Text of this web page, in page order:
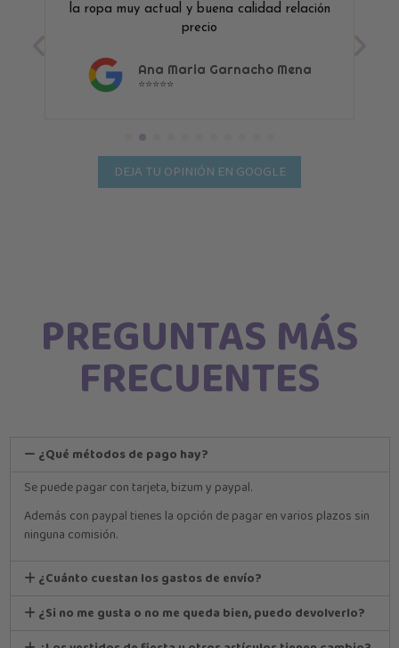
la ropa muy actual y buena calidad relación
precio
Ana Maria Garnacho Mena
⭐⭐⭐⭐⭐
DEJA TU OPINIÓN EN GOOGLE
PREGUNTAS MÁS
FRECUENTES
¿Qué métodos de pago hay?
Se puede pagar con tarjeta, bizum y paypal.
Además con paypal tienes la opción de pagar en varios plazos sin
ninguna comisión.
¿Cuánto cuestan los gastos de envío?
¿Si no me gusta o no me queda bien, puedo devolverlo?